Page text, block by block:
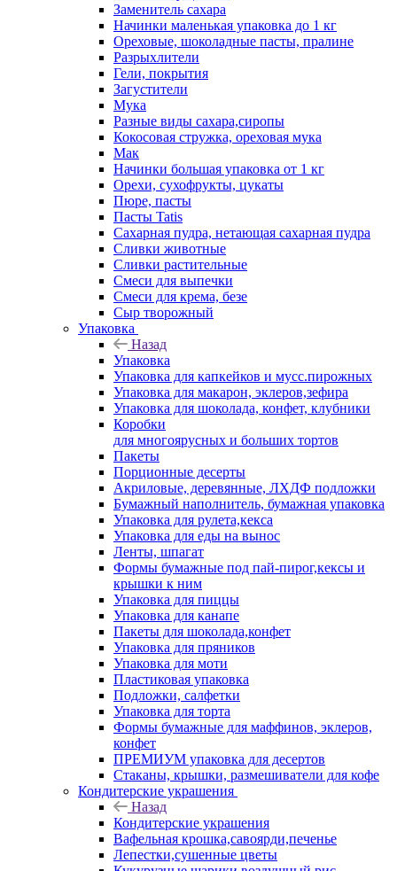
Заменитель сахара
Начинки маленькая упаковка до 1 кг
Ореховые, шоколадные пасты, пралине
Разрыхлители
Гели, покрытия
Загустители
Мука
Разные виды сахара,сиропы
Кокосовая стружка, ореховая мука
Мак
Начинки большая упаковка от 1 кг
Орехи, сухофрукты, цукаты
Пюре, пасты
Пасты Tatis
Сахарная пудра, нетающая сахарная пудра
Сливки животные
Сливки растительные
Смеси для выпечки
Смеси для крема, безе
Сыр творожный
Упаковка
Назад
Упаковка
Упаковка для капкейков и мусс.пирожных
Упаковка для макарон, эклеров,зефира
Упаковка для шоколада, конфет, клубники
Коробки
для многоярусных и больших тортов
Пакеты
Порционные десерты
Акриловые, деревянные, ЛХДФ подложки
Бумажный наполнитель, бумажная упаковка
Упаковка для рулета,кекса
Упаковка для еды на вынос
Ленты, шпагат
Формы бумажные под пай-пирог,кексы и
крышки к ним
Упаковка для пиццы
Упаковка для канапе
Пакеты для шоколада,конфет
Упаковка для пряников
Упаковка для моти
Пластиковая упаковка
Подложки, салфетки
Упаковка для торта
Формы бумажные для маффинов, эклеров,
конфет
ПРЕМИУМ упаковка для десертов
Стаканы, крышки, размешиватели для кофе
Кондитерские украшения
Назад
Кондитерские украшения
Вафельная крошка,савоярди,печенье
Лепестки,сушенные цветы